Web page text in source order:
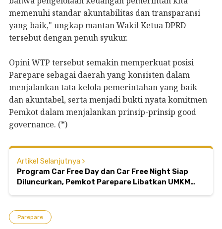
memenuhi standar akuntabilitas dan transparansi
yang baik," ungkap mantan Wakil Ketua DPRD
tersebut dengan penuh syukur.
Opini WTP tersebut semakin memperkuat posisi
Parepare sebagai daerah yang konsisten dalam
menjalankan tata kelola pemerintahan yang baik
dan akuntabel, serta menjadi bukti nyata komitmen
Pemkot dalam menjalankan prinsip-prinsip good
governance. (*)
Artikel Selanjutnya
Program Car Free Day dan Car Free Night Siap
Diluncurkan, Pemkot Parepare Libatkan UMKM
Parepare